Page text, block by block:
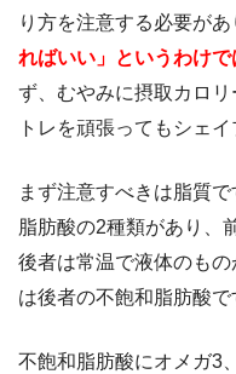
り方を注意する必要があ
ればいい」というわけで
ず、むやみに摂取カロ
トレを頑張ってもシェ
まず注意すべきは脂質
脂肪酸の2種類があり、
後者は常温で液体のも
は後者の不飽和脂肪酸で
不飽和脂肪酸にオメガ3